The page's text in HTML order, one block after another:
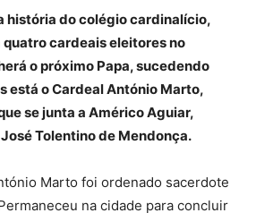
história do colégio cardinalício,
cardeais eleitores no
o próximo Papa, sucedendo
está o Cardeal António Marto,
se junta a Américo Aguiar,
Tolentino de Mendonça.
Marto foi ordenado sacerdote
na cidade para concluir